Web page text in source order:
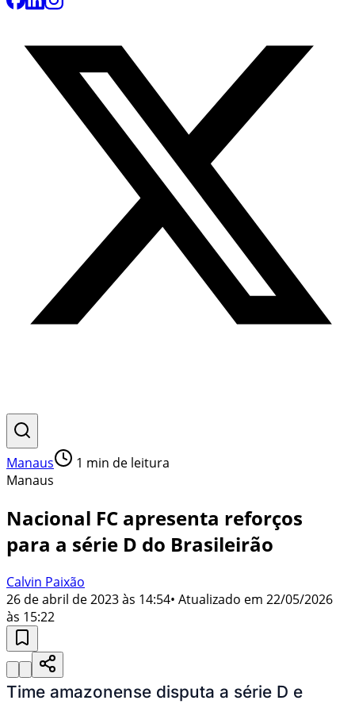
Manaus 1 min de leitura
Manaus
Nacional FC apresenta reforços
para a série D do Brasileirão
Calvin Paixão
26 de abril de 2023 às 14:54• Atualizado em 22/05/2026
às 15:22
Time amazonense disputa a série D e